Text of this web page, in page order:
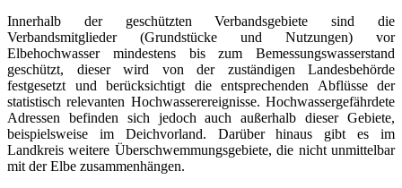
Innerhalb der geschützten Verbandsgebiete sind die
Verbandsmitglieder (Grundstücke und Nutzungen) vor
Elbehochwasser mindestens bis zum Bemessungswasserstand
geschützt, dieser wird von der zuständigen Landesbehörde
festgesetzt und berücksichtigt die entsprechenden Abflüsse der
statistisch relevanten Hochwasserereignisse. Hochwassergefährdete
Adressen befinden sich jedoch auch außerhalb dieser Gebiete,
beispielsweise im Deichvorland. Darüber hinaus gibt es im
Landkreis weitere Überschwemmungsgebiete, die nicht unmittelbar
mit der Elbe zusammenhängen.